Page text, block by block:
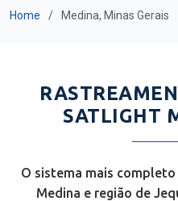
Home Medina, Minas Gerais
SATLIGHT
O sistema mais
Medina e região de